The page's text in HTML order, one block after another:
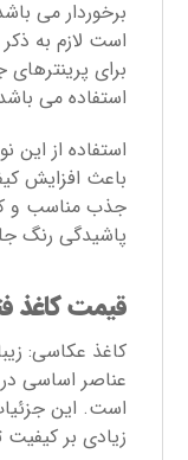
است لازم به
برای
استفاده می
استفاده از
باعث افزایش
جذب مناسب و
پاشیدگی رنگ
قیمت کاغذ
کاغذ عکاسی:
عناصر اساسی
است. این
زیادی بر کیفیت